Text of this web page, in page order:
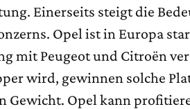
Einerseits steigt die
Opel ist in Europa
mit Peugeot und Citroën
wird, gewinnen solche
Gewicht. Opel kann